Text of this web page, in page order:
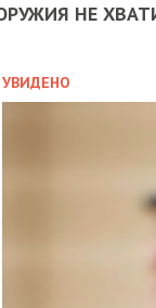
НЕ
УВИДЕНО